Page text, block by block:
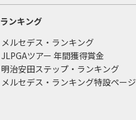
ランキング
メルセデス・ランキング
JLPGAツアー 年間獲得賞金
明治安田ステップ・ランキング
メルセデス・ランキング特設ページ